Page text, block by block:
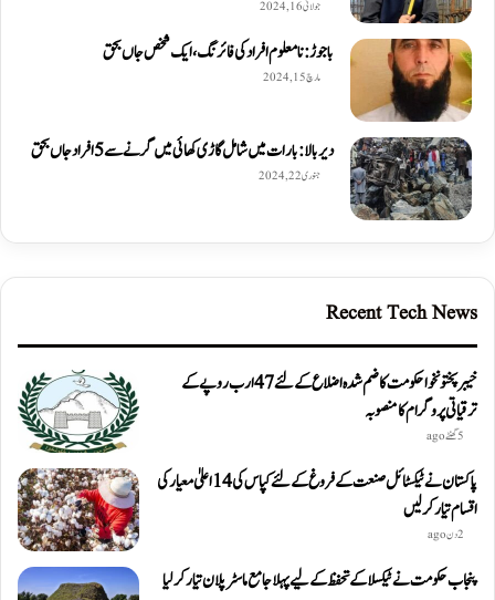
جولائی 16, 2024
باجوڑ: نامعلوم افراد کی فائرنگ، ایک شخص جاں بحق
مارچ 15, 2024
دیربالا: بارات میں شامل گاڑی کھائی میں گرنے سے 5 افراد جاں بحق
جنوری 22, 2024
Recent Tech News
خیبرپختونخوا حکومت کا ضم شدہ اضلاع کے لئے 47 ارب روپے کے
ترقیاتی پروگرام کا منصوبہ
5 گھنٹے ago
پاکستان نے ٹیکسٹائل صنعت کے فروغ کے لئے کپاس کی 14 اعلیٰ معیار کی
اقسام تیار کر لیں
2 دن ago
پنجاب حکومت نے ٹیکسلا کے تحفظ کے لیے پہلا جامع ماسٹر پلان تیار کر لیا